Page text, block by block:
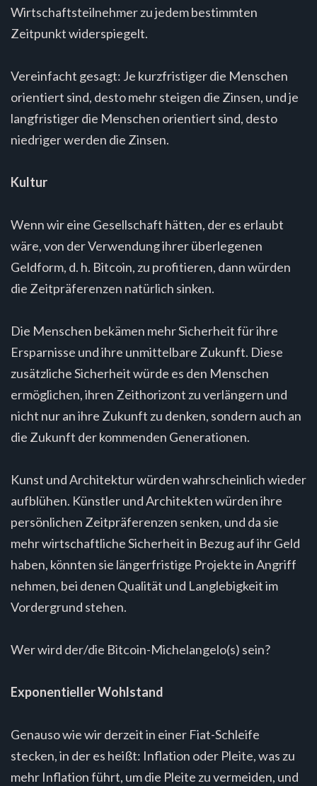
Wirtschaftsteilnehmer zu jedem bestimmten
Zeitpunkt widerspiegelt.
Vereinfacht gesagt: Je kurzfristiger die Menschen
orientiert sind, desto mehr steigen die Zinsen, und je
langfristiger die Menschen orientiert sind, desto
niedriger werden die Zinsen.
Kultur
Wenn wir eine Gesellschaft hätten, der es erlaubt
wäre, von der Verwendung ihrer überlegenen
Geldform, d. h. Bitcoin, zu profitieren, dann würden
die Zeitpräferenzen natürlich sinken.
Die Menschen bekämen mehr Sicherheit für ihre
Ersparnisse und ihre unmittelbare Zukunft. Diese
zusätzliche Sicherheit würde es den Menschen
ermöglichen, ihren Zeithorizont zu verlängern und
nicht nur an ihre Zukunft zu denken, sondern auch an
die Zukunft der kommenden Generationen.
Kunst und Architektur würden wahrscheinlich wieder
aufblühen. Künstler und Architekten würden ihre
persönlichen Zeitpräferenzen senken, und da sie
mehr wirtschaftliche Sicherheit in Bezug auf ihr Geld
haben, könnten sie längerfristige Projekte in Angriff
nehmen, bei denen Qualität und Langlebigkeit im
Vordergrund stehen.
Wer wird der/die Bitcoin-Michelangelo(s) sein?
Exponentieller Wohlstand
Genauso wie wir derzeit in einer Fiat-Schleife
stecken, in der es heißt: Inflation oder Pleite, was zu
mehr Inflation führt, um die Pleite zu vermeiden, und